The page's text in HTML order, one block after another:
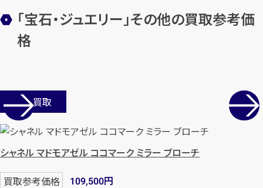
「宝石・ジュエリー」その他の買取参考価
格
店舗買取
シャネル マドモアゼル ココマーク ミラー ブローチ
買取参考価格 109,500円